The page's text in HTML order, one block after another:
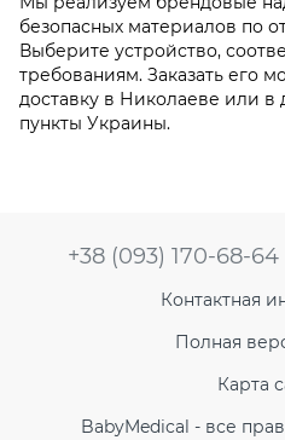
безопасных материалов по
Выберите устройство,
требованиям. Заказать его
доставку в Николаеве или в
пункты Украины.
+38 (093) 170-68-64
Контактная
Полная
Карта
BabyMedical - все